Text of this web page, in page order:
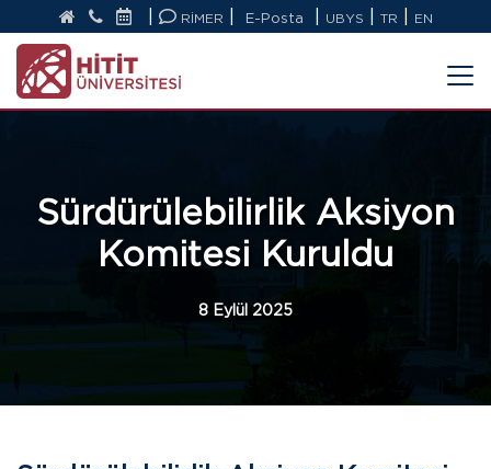
RİMER E-Posta UBYS TR EN
Sürdürülebilirlik Aksiyon
Komitesi Kuruldu
8 Eylül 2025